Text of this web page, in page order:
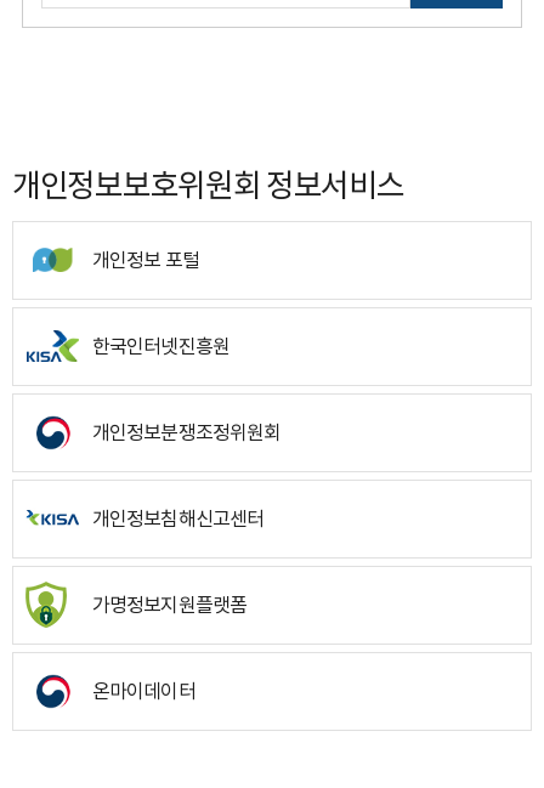
개인정보보호위원회 정보서비스
개인정보 포털
한국인터넷진흥원
개인정보분쟁조정위원회
개인정보침해신고센터
가명정보지원플랫폼
온마이데이터